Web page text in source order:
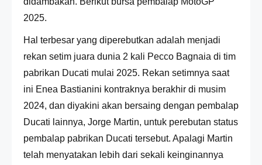
2025.
Hal terbesar yang diperebutkan adalah menjadi
rekan setim juara dunia 2 kali Pecco Bagnaia di tim
pabrikan Ducati mulai 2025. Rekan setimnya saat
ini Enea Bastianini kontraknya berakhir di musim
2024, dan diyakini akan bersaing dengan pembalap
Ducati lainnya, Jorge Martin, untuk perebutan status
pembalap pabrikan Ducati tersebut. Apalagi Martin
telah menyatakan lebih dari sekali keinginannya